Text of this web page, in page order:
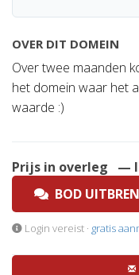
OVER DIT DOMEIN
Over twee maanden
het domein waar het
waarde :)
Prijs in overleg
—
BOD
Login vereist · gratis